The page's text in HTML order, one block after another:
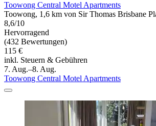
Toowong Central Motel Apartments
Toowong, 1,6 km von Sir Thomas Brisbane
8,6/10
Hervorragend
(432 Bewertungen)
115 €
inkl. Steuern & Gebühren
7. Aug.–8. Aug.
Toowong Central Motel Apartments